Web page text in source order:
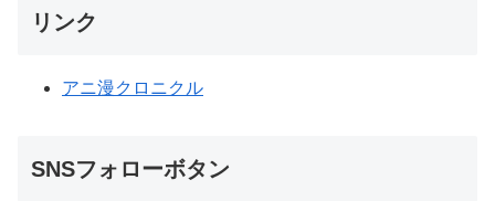
リンク
アニ漫クロニクル
SNSフォローボタン